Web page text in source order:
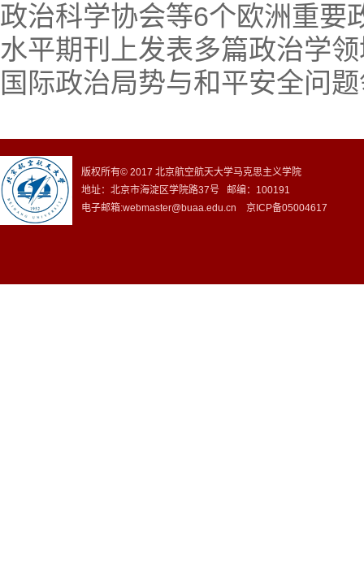
政治科学协会等6个欧洲重要
水平期刊上发表多篇政治学
国际政治局势与和平安全问
版权所有© 2017 北京航空航天大学马克思主义学院
地址：北京市海淀区学院路37号 邮编：100191
电子邮箱:webmaster@buaa.edu.cn 京ICP备05004617